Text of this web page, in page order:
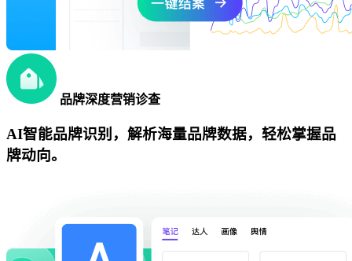
品牌深度营销诊查
AI智能品牌识别，解析海量品牌数据，轻松掌握品
牌动向。